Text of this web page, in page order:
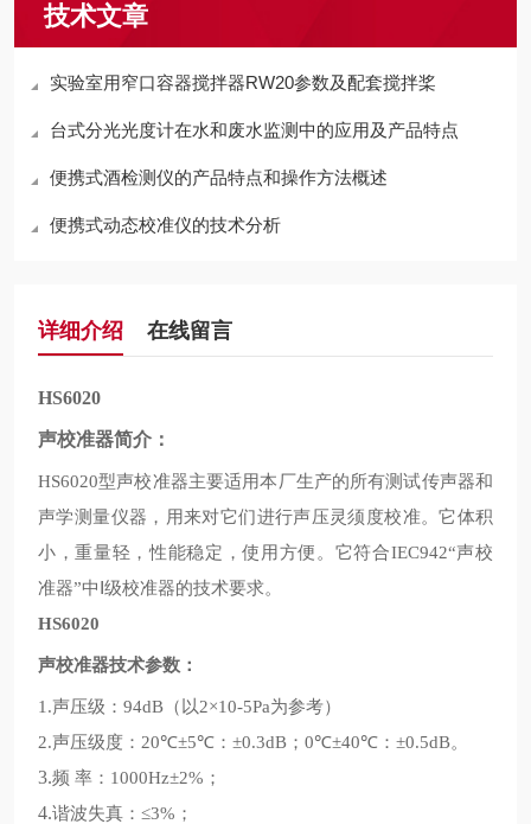
技术文章
实验室用窄口容器搅拌器RW20参数及配套搅拌桨
台式分光光度计在水和废水监测中的应用及产品特点
便携式酒检测仪的产品特点和操作方法概述
便携式动态校准仪的技术分析
详细介绍 在线留言
HS6020
声校准器简介：
HS6020型声校准器主要适用本厂生产的所有测试传声器和
声学测量仪器，用来对它们进行声压灵须度校准。它体积
小，重量轻，性能稳定，使用方便。它符合IEC942“声校
准器”中Ⅰ级校准器的技术要求。
HS6020
声校准器技术参数：
1.声压级： 94dB（ 以2×10-5Pa为参考）
2.声压级度： 20℃±5℃： ±0.3dB ； 0℃±40℃： ±0.5dB。
3.频 率： 1000Hz±2% ；
4.谐波失真： ≤3% ；